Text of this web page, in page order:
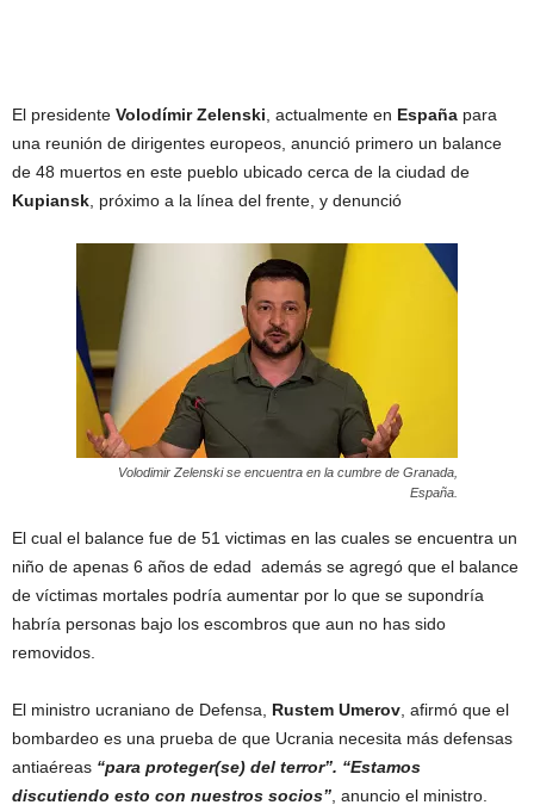
El presidente Volodímir Zelenski , actualmente en España para
una reunión de dirigentes europeos, anunció primero un balance
de 48 muertos en este pueblo ubicado cerca de la ciudad de
Kupiansk , próximo a la línea del frente, y denunció
Volodimir Zelenski se encuentra en la cumbre de Granada,
España.
El cual el balance fue de 51 victimas en las cuales se encuentra un
niño de apenas 6 años de edad además se agregó que el balance
de víctimas mortales podría aumentar por lo que se supondría
habría personas bajo los escombros que aun no has sido
removidos.
El ministro ucraniano de Defensa, Rustem Umerov , afirmó que el
bombardeo es una prueba de que Ucrania necesita más defensas
antiaéreas “para proteger(se) del terror”. “Estamos
discutiendo esto con nuestros socios” , anuncio el ministro.